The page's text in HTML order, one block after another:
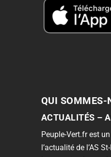
QUI SOMMES-
ACTUALITÉS –
Peuple-Vert.fr est
l’actualité de l’AS